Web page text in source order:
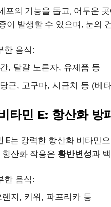
포의 기능을 돕고, 어두운
이 발생할 수 있으며, 눈의
한 음식:
, 달걀 노른자, 유제품 등
근, 고구마, 시금치 등 (베
타민 E: 항산화 방
E는 강력한 항산화 비타민
산화 작용은 황반변성과
한 음식:
지, 키위, 파프리카 등